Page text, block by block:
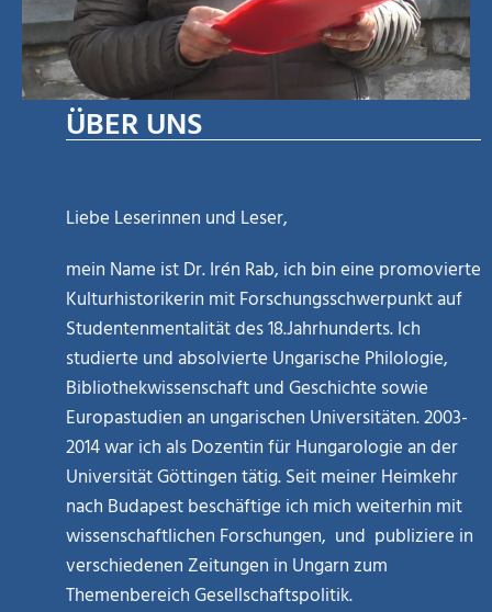
ÜBER UNS
Liebe Leserinnen und Leser,
mein Name ist Dr. Irén Rab, ich bin eine promovierte
Kulturhistorikerin mit Forschungsschwerpunkt auf
Studentenmentalität des 18.Jahrhunderts. Ich
studierte und absolvierte Ungarische Philologie,
Bibliothekwissenschaft und Geschichte sowie
Europastudien an ungarischen Universitäten. 2003-
2014 war ich als Dozentin für Hungarologie an der
Universität Göttingen tätig. Seit meiner Heimkehr
nach Budapest beschäftige ich mich weiterhin mit
wissenschaftlichen Forschungen, und publiziere in
verschiedenen Zeitungen in Ungarn zum
Themenbereich Gesellschaftspolitik.